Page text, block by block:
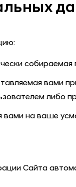
вами
либо
вами на ваше
Сайта